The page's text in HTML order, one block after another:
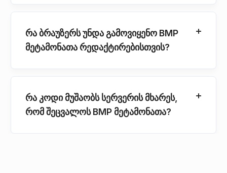
რა ბრაუზერს უნდა გამოვიყენო BMP
მეტამონათა რედაქტირებისთვის?
რა კოდი მუშაობს სერვერის მხარეს,
რომ შეცვალოს BMP მეტამონათა?